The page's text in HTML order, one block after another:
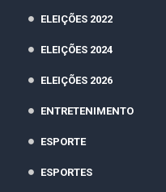
ELEIÇÕES 2022
ELEIÇÕES 2024
ELEIÇÕES 2026
ENTRETENIMENTO
ESPORTE
ESPORTES